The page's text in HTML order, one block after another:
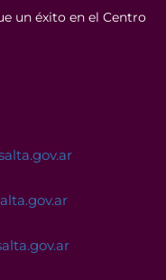
un éxito en el Centro